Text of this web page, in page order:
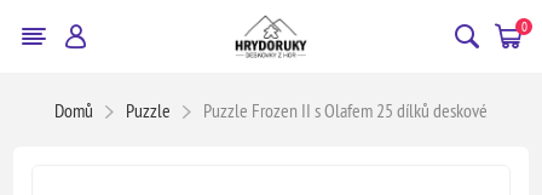
0
Domů Puzzle Puzzle Frozen II s Olafem 25 dílků deskové